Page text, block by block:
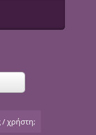
/ χρήστη;